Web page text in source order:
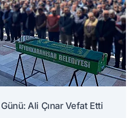
Ali Çınar Vefat Etti